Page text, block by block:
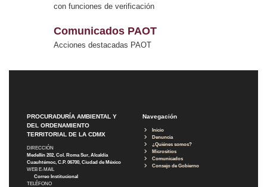
con funciones de verificación
Comunicados PAOT
Acciones destacadas PAOT
PROCURADURÍA AMBIENTAL Y
DEL ORDENAMIENTO
TERRITORIAL DE LA CDMX
DIRECCIÓN
Medellín 202, Col. Roma Sur, Alcaldía
Cuauhtémoc, C.P. 06700, Ciudad de México
WEB E-MAIL
Correo Institucional
TELÉFONO
Navegación
Inicio
Denuncia
¿Quiénes somos?
Micrositios
Comunicados
Consejo de Gobierno